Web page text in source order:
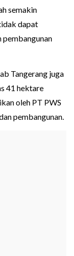
semakin
dapat
pembangunan
Tangerang juga
41 hektare
oleh PT PWS
pembangunan.